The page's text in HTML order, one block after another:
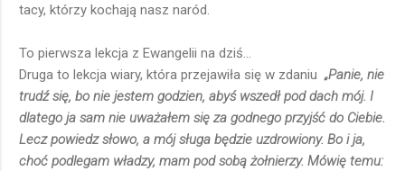
tacy, którzy kochają nasz naród.
To pierwsza lekcja z Ewangelii na dziś...
Druga to lekcja wiary, która przejawiła się w zdaniu „Panie, nie
trudź się, bo nie jestem godzien, abyś wszedł pod dach mój. I
dlatego ja sam nie uważałem się za godnego przyjść do Ciebie.
Lecz powiedz słowo, a mój sługa będzie uzdrowiony. Bo i ja,
choć podlegam władzy, mam pod sobą żołnierzy. Mówię temu: